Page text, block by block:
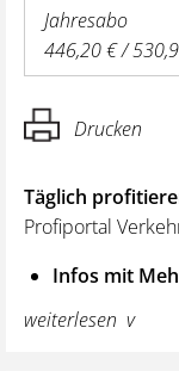
Jahresabo
446,20 € /
Drucken
Täglich
Profiportal
Infos mit
und
wie z. B. bei
weiterlesen